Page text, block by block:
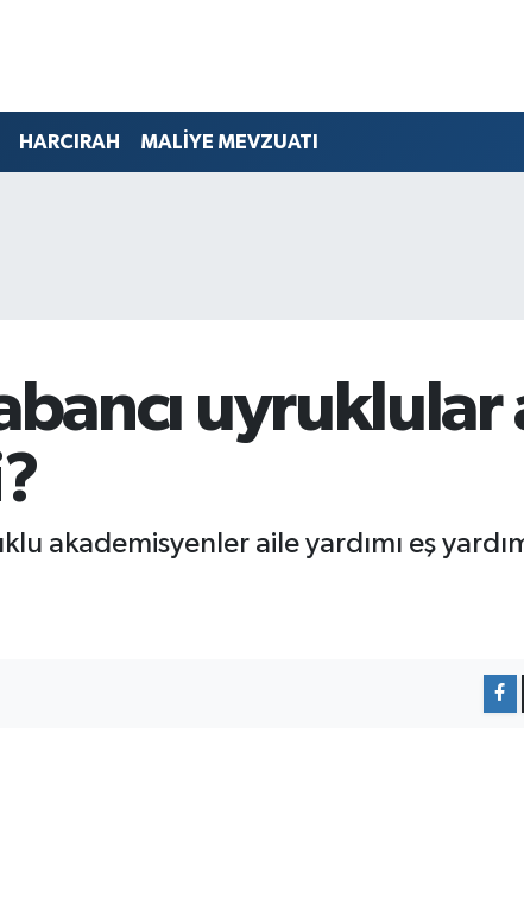
HARCIRAH MALİYE MEVZUATI
uyruklular
akademisyenler aile yardımı eş